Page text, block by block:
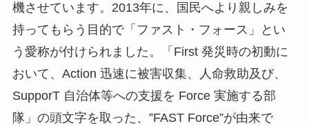
機させています。2013年に、国民へより親しみを
持ってもらう目的で「ファスト・フォース」とい
う愛称が付けられました。「First 発災時の初動に
おいて、Action 迅速に被害収集、人命救助及び、
SupporT 自治体等への支援を Force 実施する部
隊」の頭文字を取った、”FAST Force”が由来で